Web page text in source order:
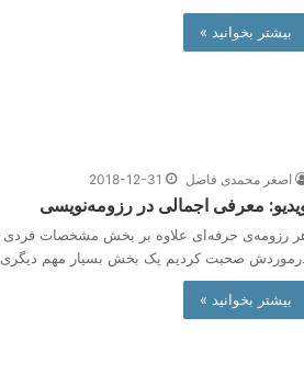
بیشتر بخوانید »
اصغر محمدی فاضل 2018-12-31
معرفی اجمالی در رزومه‌نویسی
رزومه‌ی حرفه‌ای علاوه بر بخش مشخصات فردی
صحبت کردیم یک بخش بسیار مهم‌ دیگری
بیشتر بخوانید »